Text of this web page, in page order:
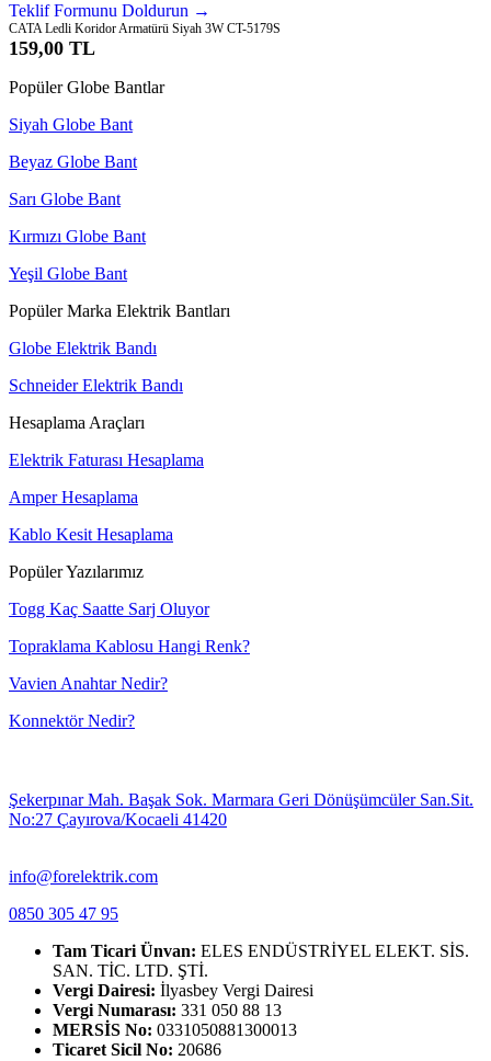
Teklif Formunu Doldurun →
CATA Ledli Koridor Armatürü Siyah 3W CT-5179S
159,00 TL
Popüler Globe Bantlar
Siyah Globe Bant
Beyaz Globe Bant
Sarı Globe Bant
Kırmızı Globe Bant
Yeşil Globe Bant
Popüler Marka Elektrik Bantları
Globe Elektrik Bandı
Schneider Elektrik Bandı
Hesaplama Araçları
Elektrik Faturası Hesaplama
Amper Hesaplama
Kablo Kesit Hesaplama
Popüler Yazılarımız
Togg Kaç Saatte Sarj Oluyor
Topraklama Kablosu Hangi Renk?
Vavien Anahtar Nedir?
Konnektör Nedir?
Şekerpınar Mah. Başak Sok. Marmara Geri Dönüşümcüler San.Sit.
No:27 Çayırova/Kocaeli 41420
info@forelektrik.com
0850 305 47 95
Tam Ticari Ünvan: ELES ENDÜSTRİYEL ELEKT. SİS.
SAN. TİC. LTD. ŞTİ.
Vergi Dairesi: İlyasbey Vergi Dairesi
Vergi Numarası: 331 050 88 13
MERSİS No: 0331050881300013
Ticaret Sicil No: 20686